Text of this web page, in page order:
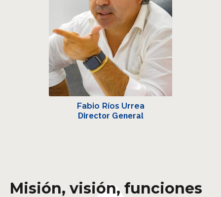
Fabio Ríos Urrea
Director General
Misión, visión, funciones